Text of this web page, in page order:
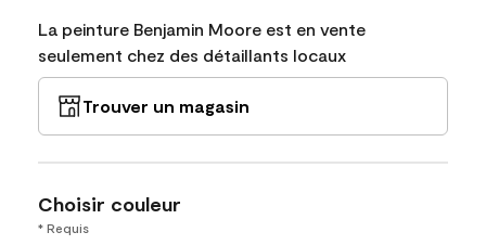
La peinture Benjamin Moore est en vente
seulement chez des détaillants locaux
Trouver un magasin
Choisir couleur
* Requis